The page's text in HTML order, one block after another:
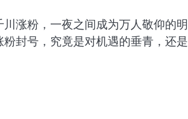
涨粉，一夜之间成为万人敬仰的明
封号，究竟是对机遇的垂青，还是